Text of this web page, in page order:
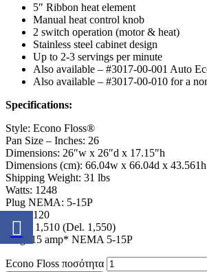
5″ Ribbon heat element
Manual heat control knob
2 switch operation (motor & heat)
Stainless steel cabinet design
Up to 2-3 servings per minute
Also available – #3017-00-001 Auto
Also available – #3017-00-010 for a
Specifications:
Style: Econo Floss®
Pan Size – Inches: 26
Dimensions: 26″w x 26″d x 17.15″h
Dimensions (cm): 66.04w x 66.04d x 43.561h
Shipping Weight: 31 lbs
Watts: 1248
Plug NEMA: 5-15P
Volts: 120
Watts: 1,510 (Del. 1,550)
Plug: 15 amp* NEMA 5-15P
Econo Floss ποσότητα